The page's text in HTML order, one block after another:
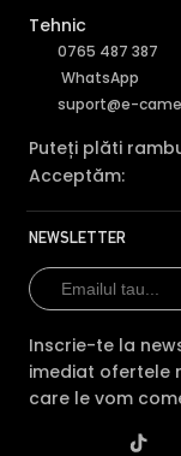
Functia BLC
HDW1400R,
unei usi de
intunecate, sa fie
suprasaturat
In general,
Tehnic
0765 487 387
WhatsApp
suport@e-
Puteți plăti
Acceptăm:
NEWSLETTER
Inscrie-te la
imediat ofertele
care le vom